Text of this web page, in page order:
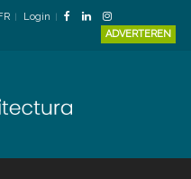
Login
ADVERTEREN